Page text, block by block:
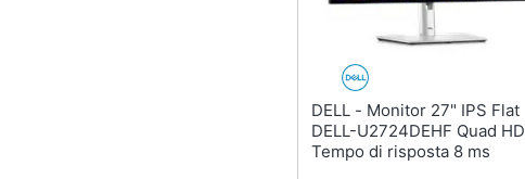
DELL - Monitor 27" IPS Flat
DELL-U2724DEHF Quad HD
Tempo di risposta 8 ms